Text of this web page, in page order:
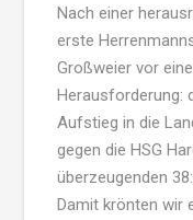
Nach einer
erste
Großweier vor
Herausforderung:
Aufstieg in die
gegen die HSG
überzeugenden
Damit krönten wir